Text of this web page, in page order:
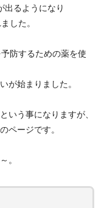
出るようになり
した。
防するための薬を使
が始まりました。
いう事になりますが、
ページです。
。